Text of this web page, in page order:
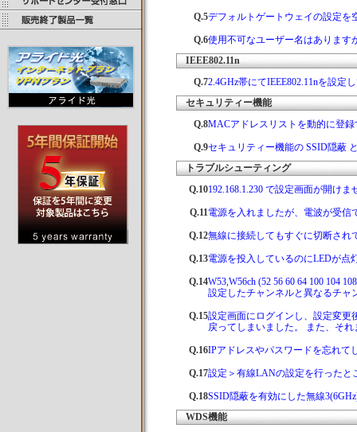
Q.5デフォルトゲートウェイの設定を
Q.6使用不可なユーザー名はあります
IEEE802.11n
Q.72.4GHz帯にてIEEE802.11nを設定
セキュリティー機能
Q.8MACアドレスリストを動的に登
Q.9セキュリティー機能の SSID隠蔽
トラブルシューティング
Q.10192.168.1.230 で設定画面が開け
Q.11電源を入れましたが、電波が受信
Q.12無線に接続してもすぐに切断され
Q.13電源を投入しているのにLEDが点
Q.14W53,W56ch (52 56 60 64 100 104
設定したチャンネルと異なるチャ
Q.15設定画面にログインし、設定変更
戻ってしまいました。 また、そ
Q.16IPアドレスやパスワードを忘れて
Q.17設定＞有線LANの設定を行ったと
Q.18SSID隠蔽を有効にした無線
WDS機能